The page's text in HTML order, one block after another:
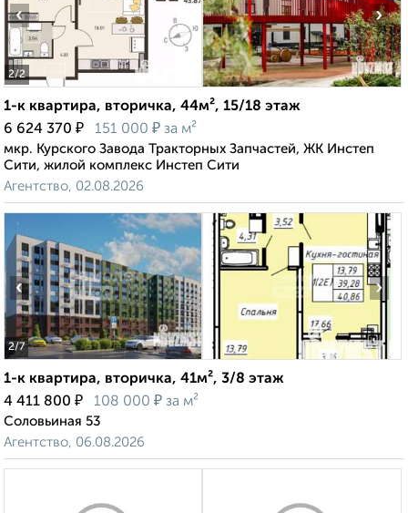
2/2
‹ ›
1-к квартира, вторичка, 44м², 15/18 этаж
6 624 370 ₽ 151 000 ₽ за м²
мкр. Курского Завода Тракторных Запчастей, ЖК Инстеп
Сити, жилой комплекс Инстеп Сити
Агентство, 02.08.2026
2/7
‹ ›
1-к квартира, вторичка, 41м², 3/8 этаж
4 411 800 ₽ 108 000 ₽ за м²
Соловьиная 53
Агентство, 06.08.2026